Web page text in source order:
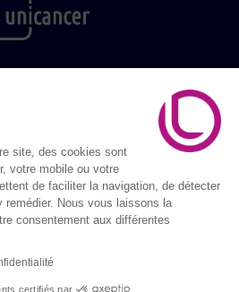
- Tous droits réservés
site, des cookies sont
votre mobile ou votre
de faciliter la navigation, de détecter
remédier. Nous vous laissons la
consentement aux différentes
certifiés par